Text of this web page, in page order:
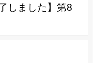
しました】第8